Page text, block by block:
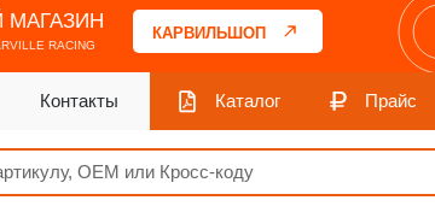
RACING
КАРВИЛЬШОП
Контакты Каталог Прайс